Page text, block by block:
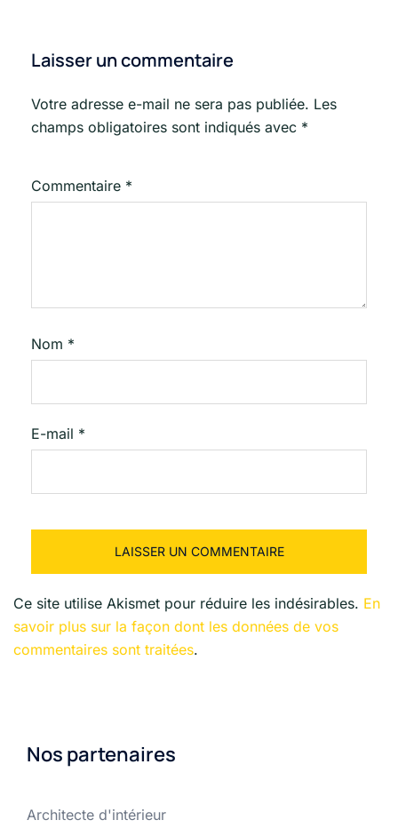
Laisser un commentaire
Votre adresse e-mail ne sera pas publiée. Les
champs obligatoires sont indiqués avec *
Commentaire *
Nom *
E-mail *
Ce site utilise Akismet pour réduire les indésirables. En
savoir plus sur la façon dont les données de vos
commentaires sont traitées.
Nos partenaires
Architecte d'intérieur